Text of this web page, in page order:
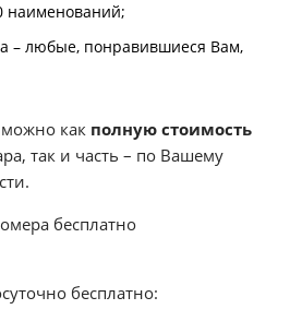
наименований;
– любые, понравившиеся Вам,
можно как полную стоимость
так и часть – по Вашему
бесплатно
бесплатно: